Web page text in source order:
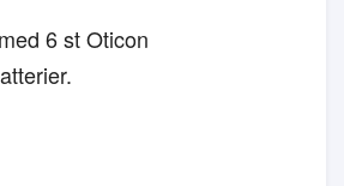
6 st Oticon